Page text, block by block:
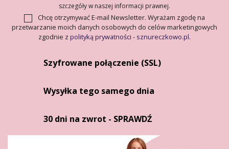
szczegóły w naszej informacji prawnej.
Chcę otrzymywać E-mail Newsletter. Wyrażam zgodę na
przetwarzanie moich danych osobowych do celów marketingowych
zgodnie z polityką prywatności - sznureczkowo.pl.
Szyfrowane połączenie (SSL)
Wysyłka tego samego dnia
30 dni na zwrot - SPRAWDŹ